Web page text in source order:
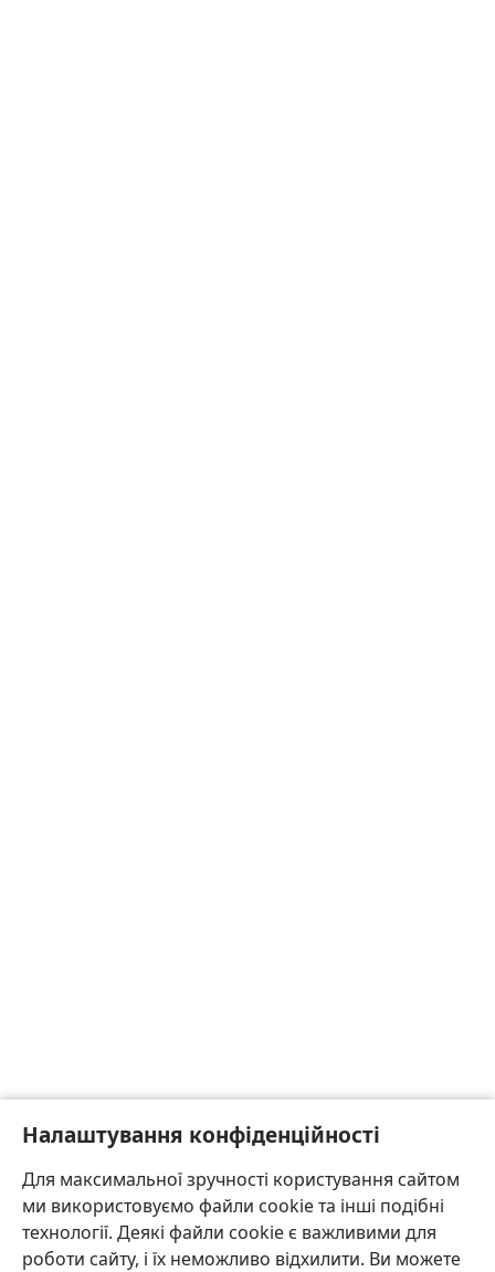
Налаштування конфіденційності
Для максимальної зручності користування сайтом
ми використовуємо файли cookie та інші подібні
технології. Деякі файли cookie є важливими для
роботи сайту, і їх неможливо відхилити. Ви можете